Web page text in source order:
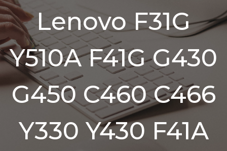
Lenovo F31G
Y510A F41G G430
G450 C460 C466
Y330 Y430 F41A